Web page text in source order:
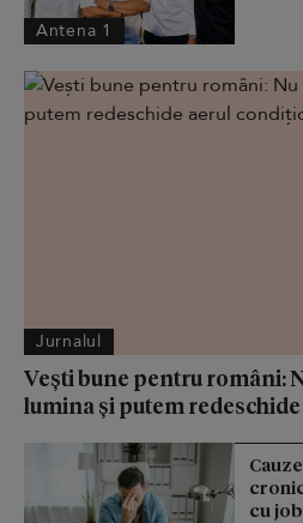
Antena 1
Jurnalul
Vești bune pentru români:
lumina și putem
cu